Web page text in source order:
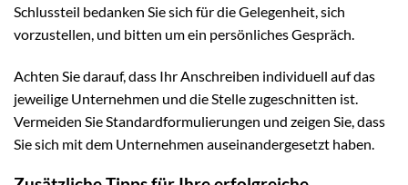
Schlussteil bedanken Sie sich für die Gelegenheit, sich
vorzustellen, und bitten um ein persönliches Gespräch.
Achten Sie darauf, dass Ihr Anschreiben individuell auf das
jeweilige Unternehmen und die Stelle zugeschnitten ist.
Vermeiden Sie Standardformulierungen und zeigen Sie, dass
Sie sich mit dem Unternehmen auseinandergesetzt haben.